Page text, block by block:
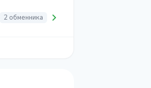
2 обменника